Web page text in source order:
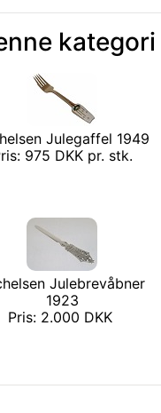
kategori
Julegaffel 1949
975 DKK pr. stk.
Julebrevåbner
1923
Pris: 2.000 DKK